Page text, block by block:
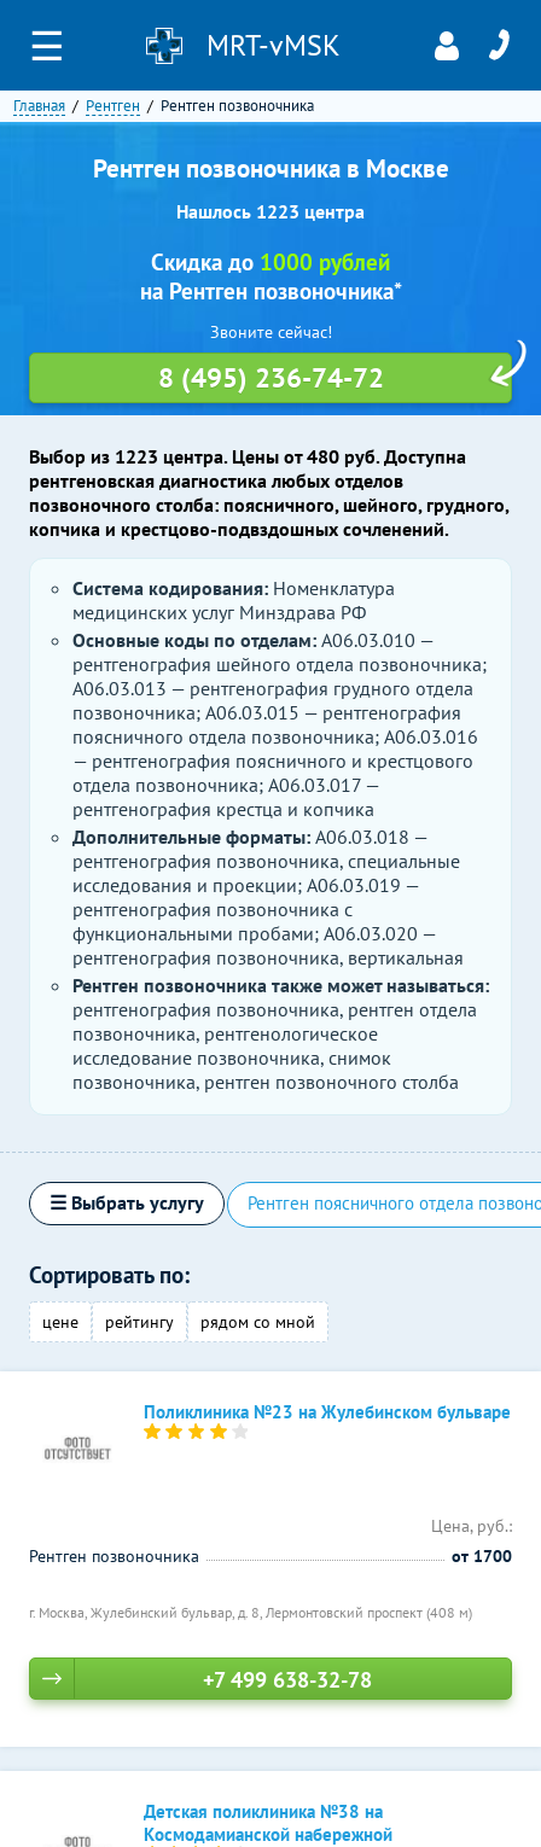
☰ MRT-vMSK
Главная Рентген Рентген позвоночника
Рентген позвоночника в Москве
Нашлось 1223 центра
Выбор из 1223 центра. Цены от 480 руб. Доступна
рентгеновская диагностика любых отделов
позвоночного столба: поясничного, шейного, грудного,
копчика и крестцово-подвздошных сочленений.
Система кодирования: Номенклатура
медицинских услуг Минздрава РФ
Основные коды по отделам: A06.03.010 —
рентгенография шейного отдела позвоночника;
A06.03.013 — рентгенография грудного отдела
позвоночника; A06.03.015 — рентгенография
поясничного отдела позвоночника; A06.03.016
— рентгенография поясничного и крестцового
отдела позвоночника; A06.03.017 —
рентгенография крестца и копчика
Дополнительные форматы: A06.03.018 —
рентгенография позвоночника, специальные
исследования и проекции; A06.03.019 —
рентгенография позвоночника с
функциональными пробами; A06.03.020 —
рентгенография позвоночника, вертикальная
Рентген позвоночника также может называться:
рентгенография позвоночника, рентген отдела
позвоночника, рентгенологическое
исследование позвоночника, снимок
позвоночника, рентген позвоночного столба
Скидка до 1000 рублей
на Рентген позвоночника*
Звоните сейчас!
8 (495) 236-74-72
☰ Выбрать услугу Рентген поясничного отдела
Сортировать по:
цене рейтингу рядом со мной
Поликлиника №23 на Жулебинском бульваре
г. Москва, Жулебинский бульвар, д. 8, Лермонтовский проспект (408 м)
Цена, руб.:
Рентген позвоночника
от 1700
+7 499 638-32-78
Детская поликлиника №38 на
Космодамианской набережной